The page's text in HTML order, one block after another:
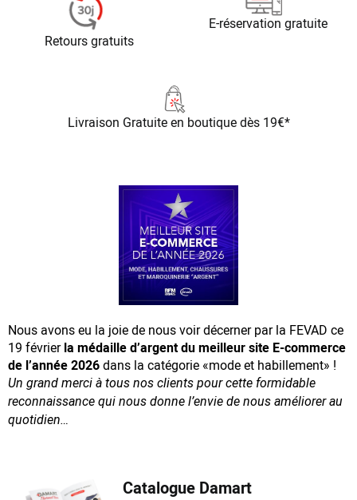
Retours gratuits
E-réservation gratuite
Livraison Gratuiteen boutique dès 19€*
Nous avons eu la joie de nous voir décerner par la FEVAD ce
19 févrierla médaille d’argent du meilleur site E-commerce
de l’année 2026dans la catégorie «mode et habillement» !
Un grand merci à tous nos clients pour cette formidable
reconnaissance qui nous donne l’envie de nous améliorer au
quotidien…
Catalogue Damart